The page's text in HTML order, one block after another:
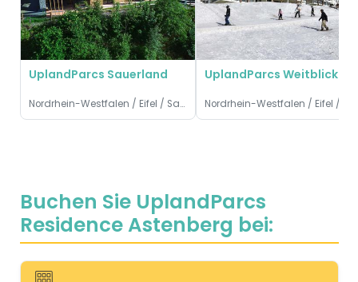
Buchen Sie UplandParcs
Residence Astenberg bei:
UplandParcs Sauerland
Nordrhein-Westfalen / Eifel / Sauerland, Deutschland